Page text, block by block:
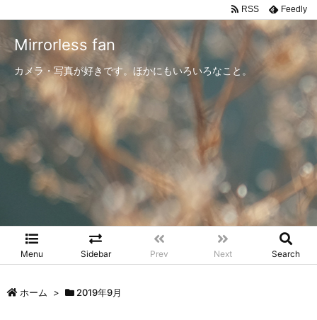
Mirrorless fan
カメラ・写真が好きです。ほかにもいろいろなこと。
Menu Sidebar Prev Next Search
RSS Feedly
ホーム > 2019年9月